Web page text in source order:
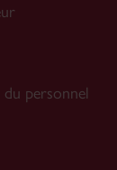
personnel